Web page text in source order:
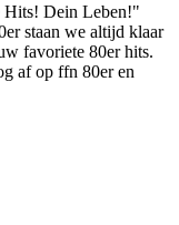
Hits! Dein Leben!"
staan we altijd klaar
favoriete 80er hits.
af op ffn 80er en